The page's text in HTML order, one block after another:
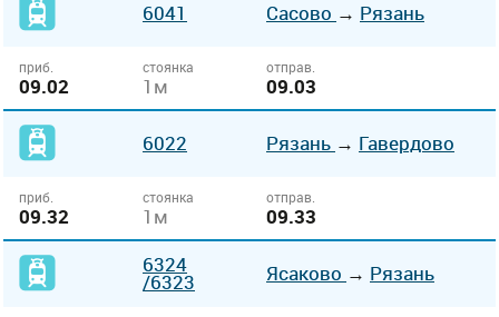
6041 Сасово → Рязань
приб.
09.02
стоянка
1м
отправ.
09.03
6022 Рязань → Гавердово
приб.
09.32
стоянка
1м
отправ.
09.33
6324
/6323 Ясаково → Рязань